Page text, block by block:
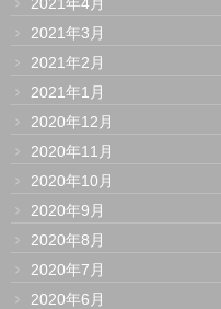
2021年3月
2021年2月
2021年1月
2020年12月
2020年11月
2020年10月
2020年9月
2020年8月
2020年7月
2020年6月